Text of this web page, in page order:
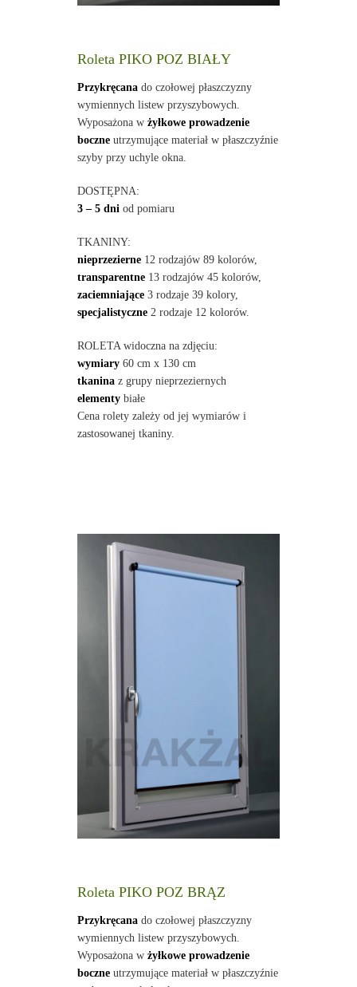
Roleta PIKO POZ BIAŁY
Przykręcanado czołowej płaszczyzny
wymiennych listew przyszybowych.
Wyposażona w żyłkowe prowadzenie
boczneutrzymujące materiał w płaszczyźnie
szyby przy uchyle okna.
DOSTĘPNA:
3 – 5 dniod pomiaru
TKANINY:
nieprzezierne12 rodzajów 89 kolorów,
transparentne13 rodzajów 45 kolorów,
zaciemniające3 rodzaje 39 kolory,
specjalistyczne2 rodzaje 12 kolorów.
ROLETA widoczna na zdjęciu:
wymiary60 cm x 130 cm
tkaninaz grupy nieprzeziernych
elementybiałe
Cena rolety zależy od jej wymiarów i
zastosowanej tkaniny.
Roleta PIKO POZ BRĄZ
Przykręcanado czołowej płaszczyzny
wymiennych listew przyszybowych.
Wyposażona w żyłkowe prowadzenie
boczneutrzymujące materiał w płaszczyźnie